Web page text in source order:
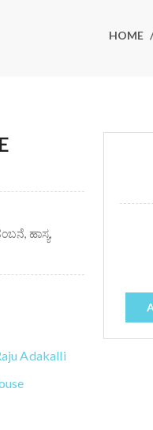
HOME
ಹಾಸ್ಯ,
Adakalli